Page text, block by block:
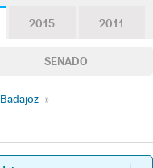
2015 2011
SENADO
Badajoz »